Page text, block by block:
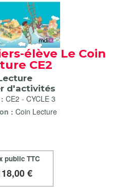
élève Le Coin
CE2
d'activités
CE2 - CYCLE 3
: Coin Lecture
public TTC
,00 €